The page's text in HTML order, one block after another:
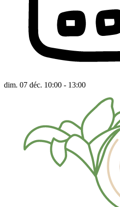
dim. 07 déc. 10:00 - 13:00